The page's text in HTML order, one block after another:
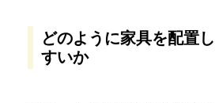
どのように家具を配置
すいか